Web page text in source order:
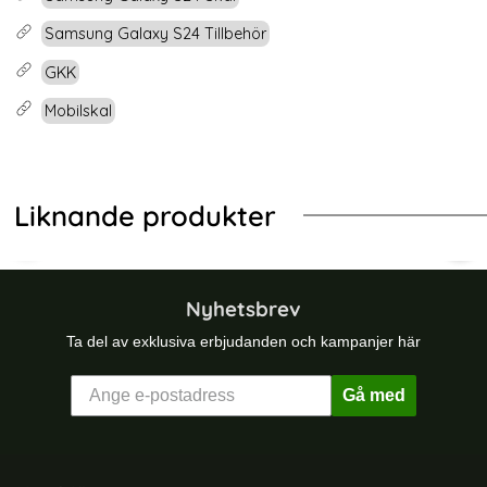
Samsung Galaxy S24 Tillbehör
GKK
Mobilskal
Liknande produkter
Galaxy A15 5G Skal Läderbelagt Med Kortfack Svart
GKK Samsung Galaxy S25 Ultra
Nyhetsbrev
Ta del av exklusiva erbjudanden och kampanjer här
Gå med